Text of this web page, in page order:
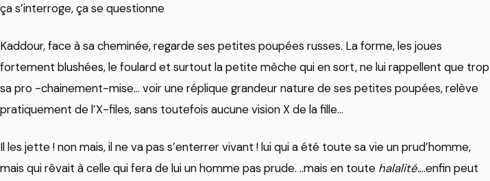
ça s’interroge, ça se questionne
Kaddour, face à sa cheminée, regarde ses petites poupées russes. La forme, les joues
fortement blushées, le foulard et surtout la petite mèche qui en sort, ne lui rappellent que trop
sa pro -chainement-mise… voir une réplique grandeur nature de ses petites poupées, relève
pratiquement de l’X-files, sans toutefois aucune vision X de la fille…
Il les jette ! non mais, il ne va pas s’enterrer vivant ! lui qui a été toute sa vie un prud’homme,
mais qui rêvait à celle qui fera de lui un homme pas prude. ..mais en toute halalité.…enfin peut